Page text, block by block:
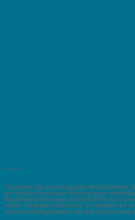
Tätigkeiten, die der Gesetzgeber Rechtsanwälten,
und anderen besonderen Berufsgruppen
Mandatsvereinbarungen ausdrücklich nicht zu
solche Tätigkeiten erforderlich, so vermitteln wir
seriöse Beratungskollegen aus den zugelassenen